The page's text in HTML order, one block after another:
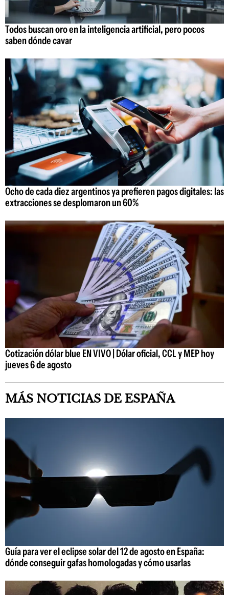
Todos buscan oro en la inteligencia artificial, pero pocos
saben dónde cavar
Ocho de cada diez argentinos ya prefieren pagos digitales: las
extracciones se desplomaron un 60%
Cotización dólar blue EN VIVO | Dólar oficial, CCL y MEP hoy
jueves 6 de agosto
MÁS NOTICIAS DE ESPAÑA
Guía para ver el eclipse solar del 12 de agosto en España:
dónde conseguir gafas homologadas y cómo usarlas